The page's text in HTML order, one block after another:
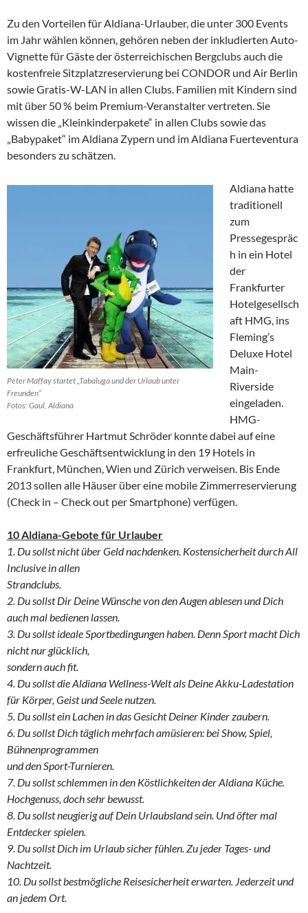
Zu den Vorteilen für Aldiana-Urlauber, die unter 300 Events
im Jahr wählen können, gehören neben der inkludierten Auto-
Vignette für Gäste der österreichischen Bergclubs auch die
kostenfreie Sitzplatzreservierung bei CONDOR und Air Berlin
sowie Gratis-W-LAN in allen Clubs. Familien mit Kindern sind
mit über 50 % beim Premium-Veranstalter vertreten. Sie
wissen die „Kleinkinderpakete“ in allen Clubs sowie das
„Babypaket“ im Aldiana Zypern und im Aldiana Fuerteventura
besonders zu schätzen.
Peter Maffay startet „Tabaluga und der Urlaub unter
Freunden“
Fotos: Gaul, Aldiana
Aldiana hatte
traditionell
zum
Pressegespräc
h in ein Hotel
der
Frankfurter
Hotelgesellsch
aft HMG, ins
Fleming’s
Deluxe Hotel
Main-
Riverside
eingeladen.
HMG-
Geschäftsführer Hartmut Schröder konnte dabei auf eine
erfreuliche Geschäftsentwicklung in den 19 Hotels in
Frankfurt, München, Wien und Zürich verweisen. Bis Ende
2013 sollen alle Häuser über eine mobile Zimmerreservierung
(Check in – Check out per Smartphone) verfügen.
10 Aldiana-Gebote für Urlauber
1. Du sollst nicht über Geld nachdenken. Kostensicherheit durch All
Inclusive in allen
Strandclubs.
2. Du sollst Dir Deine Wünsche von den Augen ablesen und Dich
auch mal bedienen lassen.
3. Du sollst ideale Sportbedingungen haben. Denn Sport macht Dich
nicht nur glücklich,
sondern auch fit.
4. Du sollst die Aldiana Wellness-Welt als Deine Akku-Ladestation
für Körper, Geist und Seele nutzen.
5. Du sollst ein Lachen in das Gesicht Deiner Kinder zaubern.
6. Du sollst Dich täglich mehrfach amüsieren: bei Show, Spiel,
Bühnenprogrammen
und den Sport-Turnieren.
7. Du sollst schlemmen in den Köstlichkeiten der Aldiana Küche.
Hochgenuss, doch sehr bewusst.
8. Du sollst neugierig auf Dein Urlaubsland sein. Und öfter mal
Entdecker spielen.
9. Du sollst Dich im Urlaub sicher fühlen. Zu jeder Tages- und
Nachtzeit.
10. Du sollst bestmögliche Reisesicherheit erwarten. Jederzeit und
an jedem Ort.